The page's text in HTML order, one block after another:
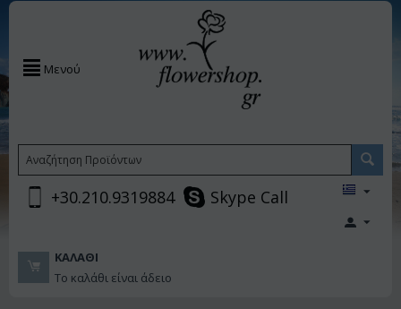
Μενού
+30.210.9319884 Skype Call
ΚΑΛΆΘΙ
Το καλάθι είναι άδειο